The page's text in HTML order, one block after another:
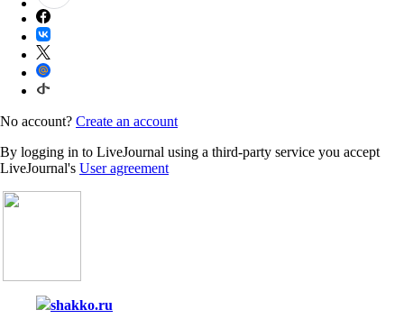
No account? Create an account
By logging in to LiveJournal using a third-party service you accept
LiveJournal's User agreement
shakko.ru